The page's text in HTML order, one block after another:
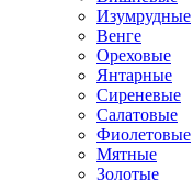
Изумрудные
Венге
Ореховые
Янтарные
Сиреневые
Салатовые
Фиолетовые
Мятные
Золотые